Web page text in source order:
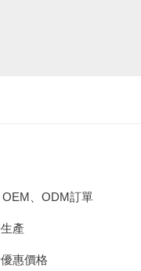
、ODM訂單
產
惠價格